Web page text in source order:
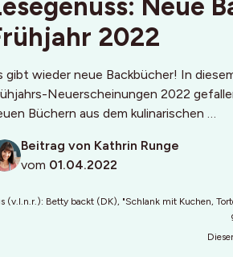
Neue
2022
gibt wieder neue Backbücher! In
Neuerscheinungen 2022
Büchern aus dem kulinarischen …
Beitrag von Kathrin Runge
vom 01.04.2022
(v.l.n.r.): Betty backt (DK), "Schlank mit Kuchen,